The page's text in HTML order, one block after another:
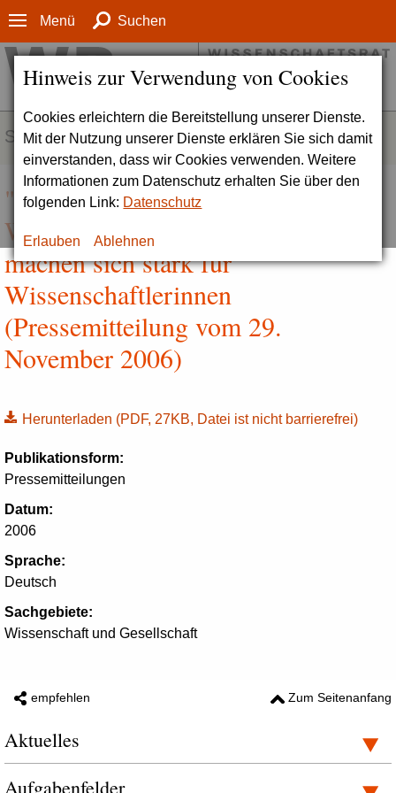
Hinweis zur Verwendung von Cookies
Cookies erleichtern die Bereitstellung unserer Dienste.
Mit der Nutzung unserer Dienste erklären Sie sich damit
einverstanden, dass wir Cookies verwenden. Weitere
Informationen zum Datenschutz erhalten Sie über den
folgenden Link: Datenschutz
Erlauben Ablehnen
Menü Suchen
SERVICE
"Offensive für Chancengleichheit" |
Wissenschaftsorganisationen
machen sich stark für
Wissenschaftlerinnen
(Pressemitteilung vom 29.
November 2006)
Herunterladen (PDF, 27KB, Datei ist nicht barrierefrei)
Publikationsform:
Pressemitteilungen
Datum:
2006
Sprache:
Deutsch
Sachgebiete:
Wissenschaft und Gesellschaft
empfehlen Zum Seitenanfang
Aktuelles
Aufgabenfelder